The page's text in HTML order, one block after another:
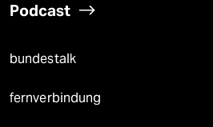
Podcast
bundestalk
fernverbindung